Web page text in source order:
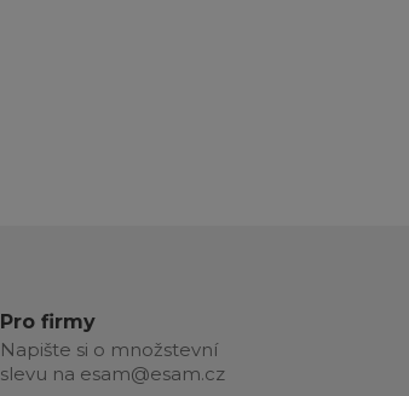
Pro firmy
Napište si o množstevní
slevu na esam@esam.cz